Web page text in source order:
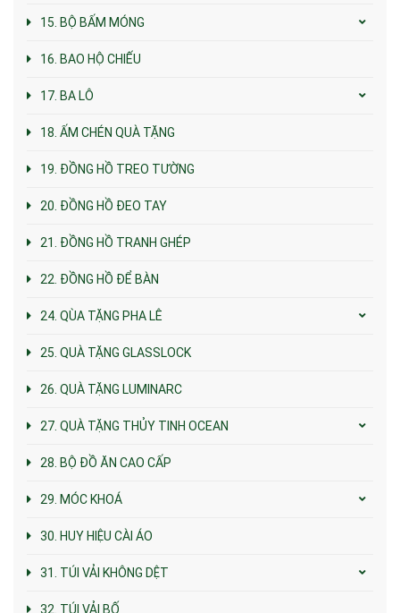
15. BỘ BẤM MÓNG
16. BAO HỘ CHIẾU
17. BA LÔ
18. ẤM CHÉN QUÀ TẶNG
19. ĐỒNG HỒ TREO TƯỜNG
20. ĐỒNG HỒ ĐEO TAY
21. ĐỒNG HỒ TRANH GHÉP
22. ĐỒNG HỒ ĐỂ BÀN
24. QÙA TẶNG PHA LÊ
25. QUÀ TẶNG GLASSLOCK
26. QUÀ TẶNG LUMINARC
27. QUÀ TẶNG THỦY TINH OCEAN
28. BỘ ĐỒ ĂN CAO CẤP
29. MÓC KHOÁ
30. HUY HIỆU CÀI ÁO
31. TÚI VẢI KHÔNG DỆT
32. TÚI VẢI BỐ